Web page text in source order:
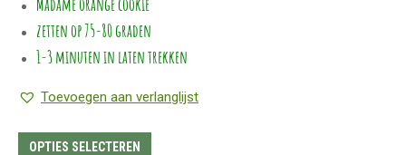
Madame orange cookie
zetten op 75-80 graden
1-3 minuten in laten trekken
Toevoegen aan verlanglijst
OPTIES SELECTEREN